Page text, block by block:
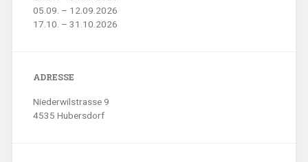
05.09. – 12.09.2026
17.10. – 31.10.2026
ADRESSE
Niederwilstrasse 9
4535 Hubersdorf